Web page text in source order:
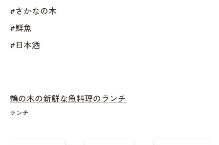
#さかなの木
#鮮魚
#日本酒
鵜の木の新鮮な魚料理のランチ
ランチ